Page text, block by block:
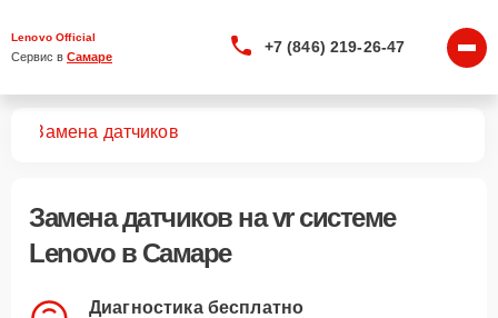
Lenovo Official
Сервис в Самаре
+7 (846) 219-26-47
Замена датчиков
Замена датчиковна vr системе
Lenovo в Самаре
Диагностика бесплатно